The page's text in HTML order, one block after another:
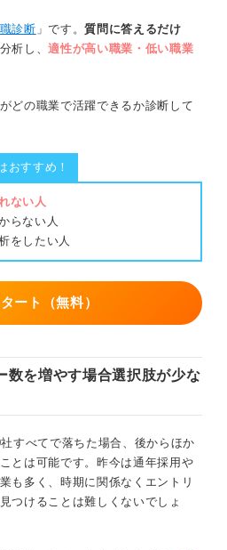
診断 」です。質問に答えるだけ
析し、適性が高い職業・低い職業
どの職業で活躍できるか診断して
おすすめ！
ない人
らない人
をしたい人
ート（無料）
を増やす場合選択肢が少な
すべてで落ちた場合、後からほか
とは可能です。昨今は通年採用や
も多く、時期に関係なくエントリ
つけることは難しくないでしょ